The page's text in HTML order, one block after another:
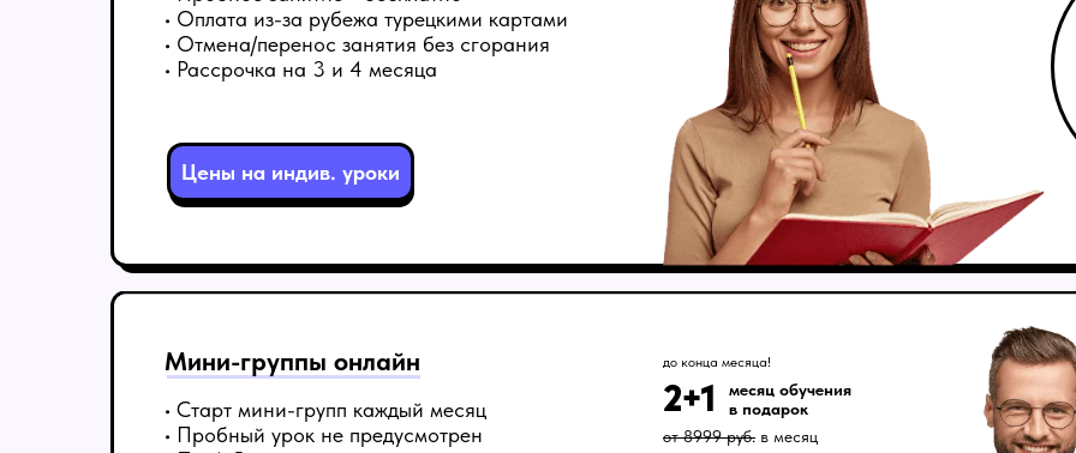
• Старт мини-групп каждый месяц
• Пробный урок не предусмотрен
месяц обучения
в подарок
от 8999 руб. в месяц
2+1
Мини-группы онлайн
• Оплата из-за рубежа турецкими картами
• Отмена/перенос занятия без сгорания
• Рассрочка на 3 и 4 месяца
Цены на индив. уроки
до конца месяца!